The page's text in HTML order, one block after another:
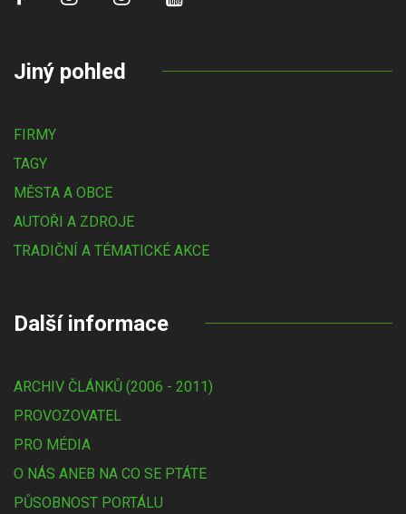
Jiný pohled
FIRMY
TAGY
MĚSTA A OBCE
AUTOŘI A ZDROJE
TRADIČNÍ A TÉMATICKÉ AKCE
Další informace
ARCHIV ČLÁNKŮ (2006 - 2011)
PROVOZOVATEL
PRO MÉDIA
O NÁS ANEB NA CO SE PTÁTE
PŮSOBNOST PORTÁLU